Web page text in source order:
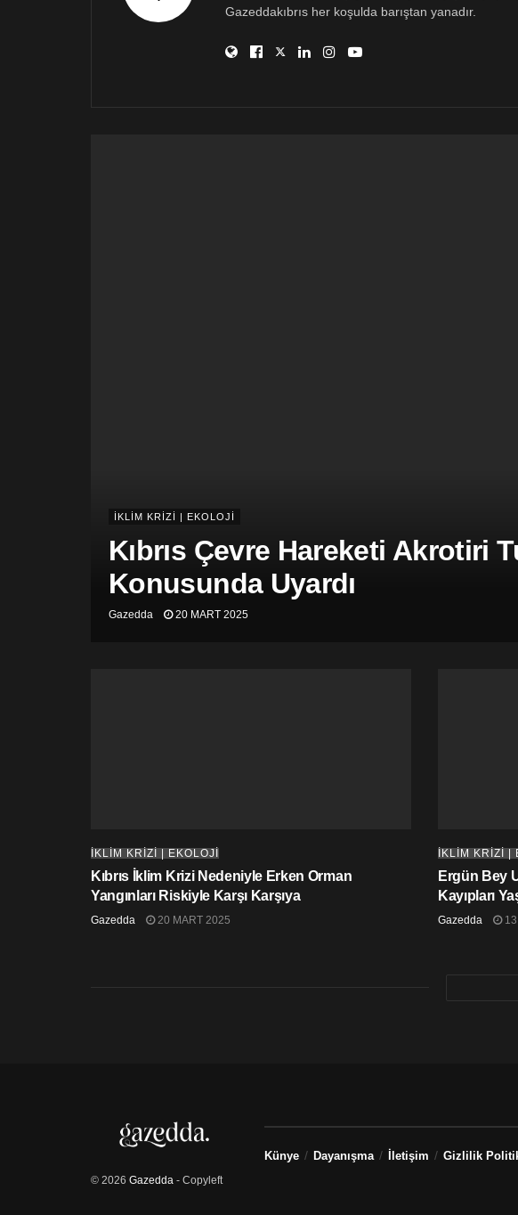
Gazeddakıbrıs her koşulda barıştan yanadır.
İKLİM KRİZİ | EKOLOJİ
Kıbrıs Çevre Hareketi Akrotiri
Konusunda Uyardı
Gazedda 20 MART 2025
İKLİM KRİZİ | EKOLOJİ
Kıbrıs İklim Krizi Nedeniyle Erken Orman
Yangınları Riskiyle Karşı Karşıya
Gazedda 20 MART 2025
İKLİM KRİZİ |
Ergün Bey
Kayıpları
Gazedda 13
© 2026 Gazedda - Copyleft
Künye Dayanışma İletişim Gizlilik